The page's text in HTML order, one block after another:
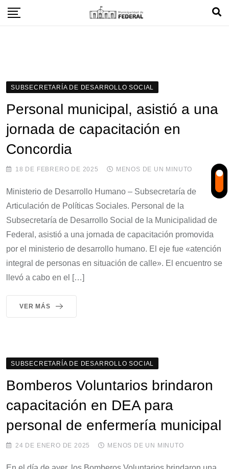
Skip
SUBSECRETARÍA DE DESARROLLO SOCIAL
Personal municipal, asistió a una
jornada de capacitación en
Concordia
18 DE FEBRERO DE 2025 MENOS DE UN MINUTO
Ministerio de Desarrollo Humano – Subsecretaría de
Articulación de Políticas Sociales. Personal de la
Subsecretaría de Desarrollo Social de la Municipalidad de
Federal, asistió a una jornada de capacitación promovida
por el ministerio de desarrollo humano. El eje fue «atención
integral de personas en situación de calle». El encuentro se
llevó a cabo en el […]
VER MÁS
SUBSECRETARÍA DE DESARROLLO SOCIAL
Bomberos Voluntarios brindaron
capacitación en DEA para
personal de enfermería municipal
24 DE ENERO DE 2025 MENOS DE UN MINUTO